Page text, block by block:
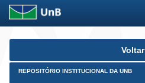
Skip
Voltar
REPOSITÓRIO INSTITUCIONAL DA UNB